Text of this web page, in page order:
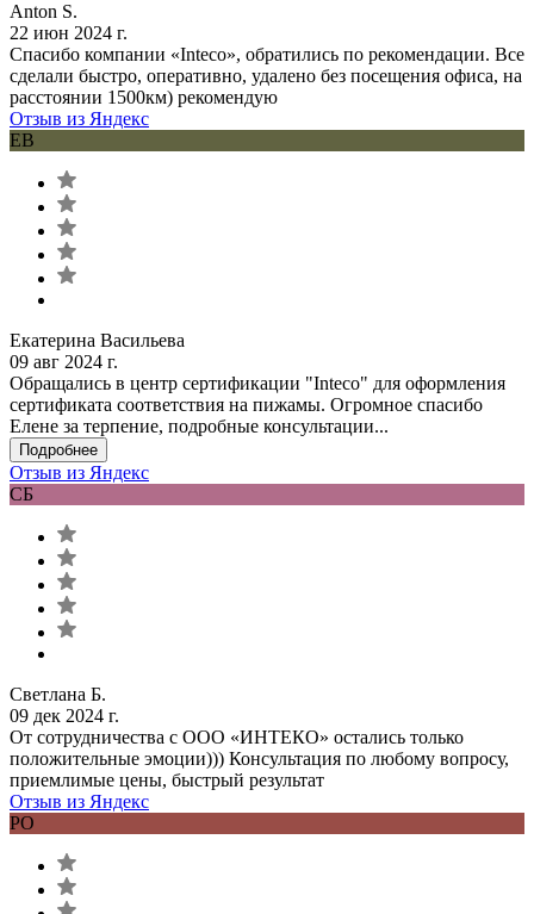
Anton S.
22 июн 2024 г.
Спасибо компании «Inteco», обратились по рекомендации. Все
сделали быстро, оперативно, удалено без посещения офиса, на
расстоянии 1500км) рекомендую
Отзыв из Яндекс
ЕВ
Екатерина Васильева
09 авг 2024 г.
Обращались в центр сертификации "Inteco" для оформления
сертификата соответствия на пижамы. Огромное спасибо
Елене за терпение, подробные консультации...
Подробнее
Отзыв из Яндекс
СБ
Светлана Б.
09 дек 2024 г.
От сотрудничества с ООО «ИНТЕКО» остались только
положительные эмоции))) Консультация по любому вопросу,
приемлимые цены, быстрый результат
Отзыв из Яндекс
РО